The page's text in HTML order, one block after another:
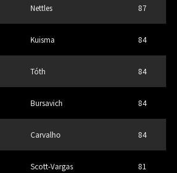
Nettles 87
Kuisma 84
Tóth 84
Bursavich 84
Carvalho 84
Scott-Vargas 81